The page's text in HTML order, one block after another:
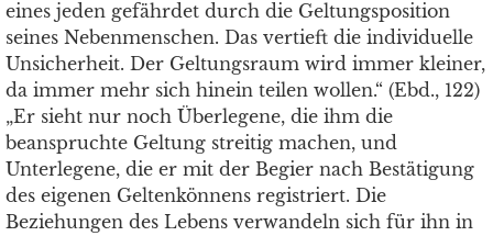
eines jeden gefährdet durch die Geltungsposition
seines Nebenmenschen. Das vertieft die individuelle
Unsicherheit. Der Geltungsraum wird immer kleiner,
da immer mehr sich hinein teilen wollen.“ (Ebd., 122)
„Er sieht nur noch Überlegene, die ihm die
beanspruchte Geltung streitig machen, und
Unterlegene, die er mit der Begier nach Bestätigung
des eigenen Geltenkönnens registriert. Die
Beziehungen des Lebens verwandeln sich für ihn in